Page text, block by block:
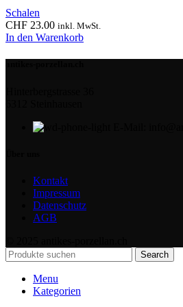
Schalen
CHF 23.00 inkl. MwSt.
In den Warenkorb
Kontakt
Impressum
Datenschutz
AGB
Search
Menu
Kategorien